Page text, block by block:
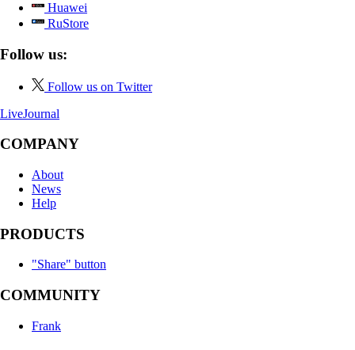
Huawei
RuStore
Follow us:
Follow us on Twitter
LiveJournal
COMPANY
About
News
Help
PRODUCTS
"Share" button
COMMUNITY
Frank